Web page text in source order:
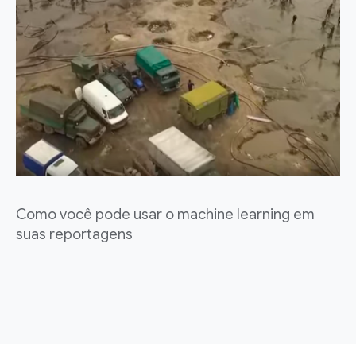
Como você pode usar o machine learning em
suas reportagens